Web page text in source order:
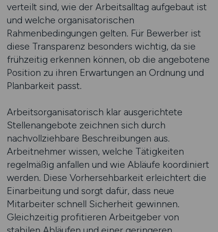
verteilt sind, wie der Arbeitsalltag aufgebaut ist
und welche organisatorischen
Rahmenbedingungen gelten. Für Bewerber ist
diese Transparenz besonders wichtig, da sie
frühzeitig erkennen können, ob die angebotene
Position zu ihren Erwartungen an Ordnung und
Planbarkeit passt.
Arbeitsorganisatorisch klar ausgerichtete
Stellenangebote zeichnen sich durch
nachvollziehbare Beschreibungen aus.
Arbeitnehmer wissen, welche Tätigkeiten
regelmäßig anfallen und wie Abläufe koordiniert
werden. Diese Vorhersehbarkeit erleichtert die
Einarbeitung und sorgt dafür, dass neue
Mitarbeiter schnell Sicherheit gewinnen.
Gleichzeitig profitieren Arbeitgeber von